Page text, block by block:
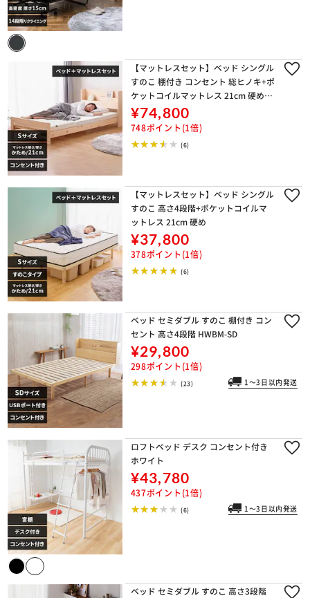
【マットレスセット】ベッド シングル
すのこ 棚付き コンセント 総ヒノキ+ポ
ケットコイルマットレス 21cm 硬め
【代引き不可】
¥74,800
748ポイント(1倍)
(6)
【マットレスセット】ベッド シングル
すのこ 高さ4段階+ポケットコイルマ
ットレス 21cm 硬め
¥37,800
378ポイント(1倍)
(6)
ベッド セミダブル すのこ 棚付き コン
セント 高さ4段階 HWBM-SD
¥29,800
298ポイント(1倍)
(23) 1～3日以内発送
ロフトベッド デスク コンセント付き
ホワイト
¥43,780
437ポイント(1倍)
(6) 1～3日以内発送
ベッド セミダブル すのこ 高さ3段階